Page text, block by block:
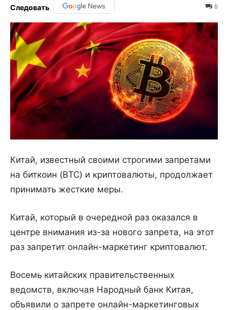
Следовать 0
Китай, известный своими строгими запретами
на биткоин (BTC) и криптовалюты, продолжает
принимать жесткие меры.
Китай, который в очередной раз оказался в
центре внимания из-за нового запрета, на этот
раз запретит онлайн-маркетинг криптовалют.
Восемь китайских правительственных
ведомств, включая Народный банк Китая,
объявили о запрете онлайн-маркетинговых